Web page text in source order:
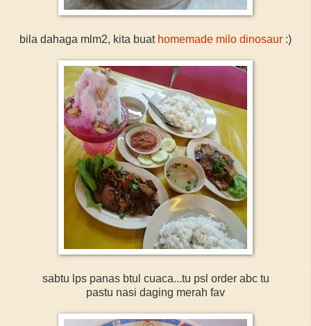
bila dahaga mlm2, kita buat homemade milo dinosaur :)
sabtu lps panas btul cuaca...tu psl order abc tu
pastu nasi daging merah fav